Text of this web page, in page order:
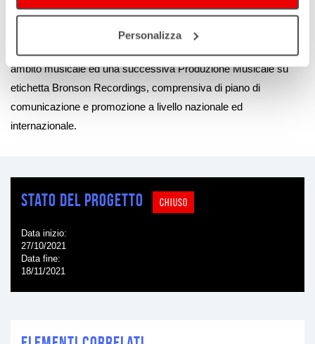
Personalizza
L’artista o la band vincitrice entrerà a far parte del Progetto La
Zona D’Ombra che prevede una Residenza d’Artista nell’anno
ambito musicale ed una successiva Produzione Musicale su
etichetta Bronson Recordings, comprensiva di piano di
comunicazione e promozione a livello nazionale ed
internazionale.
Stato del progetto CHIUSO
Data inizio
27/10/2021
Data fine
18/11/2021